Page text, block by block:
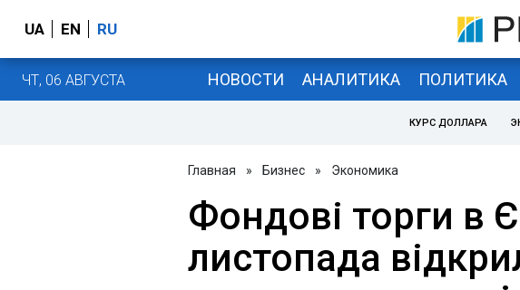
UA EN RU
ЧТ, 06 АВГУСТА НОВОСТИ АНАЛИТИКА ПОЛИТИКА
КУРС ДОЛЛАРА
Главная » Бизнес » Экономика
Фондові торги в
листопада